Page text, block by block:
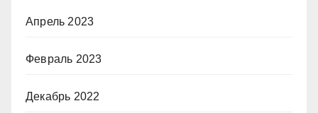
Апрель 2023
Февраль 2023
Декабрь 2022